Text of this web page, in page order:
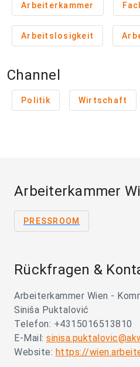
Arbeiterkammer
Arbeitslosigkeit
Channel
Politik Wirtschaft
Arbeiterkammer
PRESSROOM
Rückfragen &
Arbeiterkammer Wien -
Siniša Puktalović
Telefon: +4315016513810
E-Mail:
Website: https://